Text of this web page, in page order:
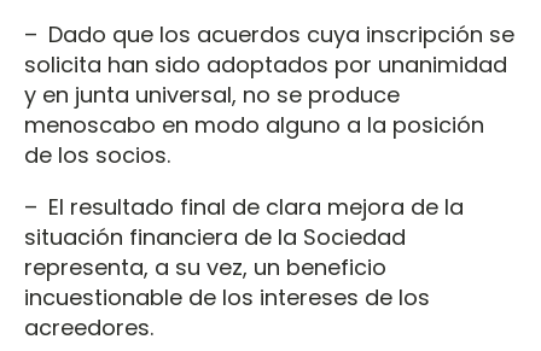
– Dado que los acuerdos cuya inscripción se
solicita han sido adoptados por unanimidad
y en junta universal, no se produce
menoscabo en modo alguno a la posición
de los socios.
– El resultado final de clara mejora de la
situación financiera de la Sociedad
representa, a su vez, un beneficio
incuestionable de los intereses de los
acreedores.